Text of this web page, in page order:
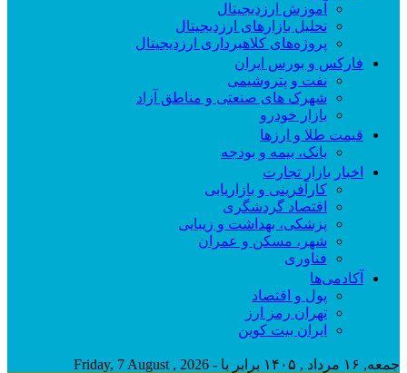
آموزش ارزدیجیتال
تحلیل بازارهای ارزدیجیتال
پروژه‌های کلاهبرداری ارزدیجیتال
فارکس و بورس ایران
نفت و پتروشیمی
شهرک های صنعتی و مناطق آزاد
بازار خودرو
قیمت طلا و ارزها
بانک، بیمه و بودجه
اخبار بازار تجارت
کارآفرینی و بازاریابی
اقتصاد گردشگری
پزشکی، بهداشت و زیبایی
شهر، مسکن و عمران
فناوری
آکادمی‌ها
پول و اقتصاد
تهران رمز ارز
ایران بیت کوین
جمعه, ۱۶ مرداد , ۱۴۰۵ برابر با - Friday, 7 August , 2026